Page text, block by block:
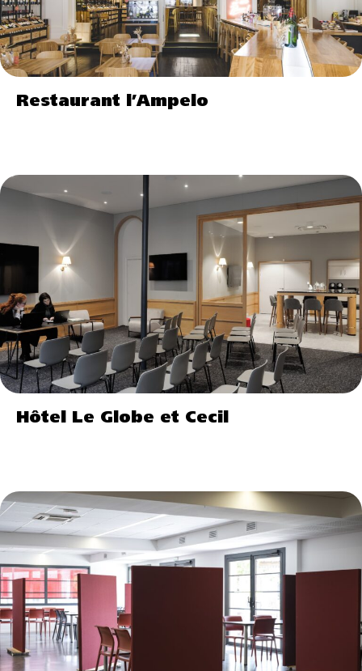
Restaurant l’Ampelo
Hôtel Le Globe et Cecil